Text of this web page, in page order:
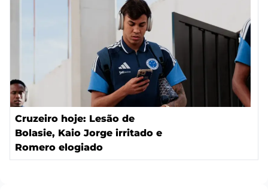
Cruzeiro hoje: Lesão de
Bolasie, Kaio Jorge irritado e
Romero elogiado